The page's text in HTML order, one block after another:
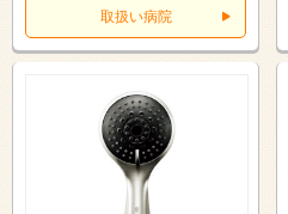
取扱い病院